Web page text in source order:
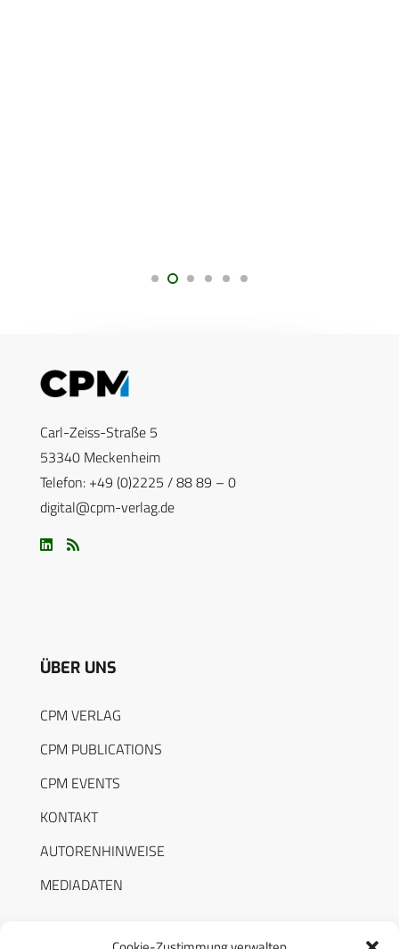
Carl-Zeiss-Straße 5
53340 Meckenheim
Telefon: +49 (0)2225 / 88 89 – 0
digital@cpm-verlag.de
ÜBER UNS
CPM VERLAG
CPM PUBLICATIONS
CPM EVENTS
KONTAKT
AUTORENHINWEISE
MEDIADATEN